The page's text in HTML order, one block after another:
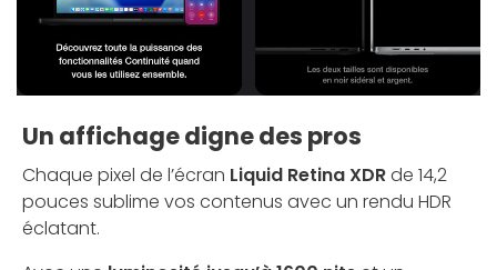
Un affichage digne des pros
Chaque pixel de l’écran Liquid Retina XDRde 14,2
pouces sublime vos contenus avec un rendu HDR
éclatant.